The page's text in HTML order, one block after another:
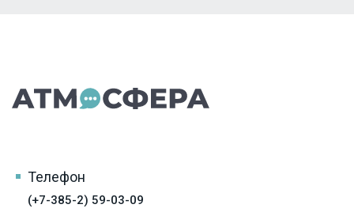
Телефон
(+7-385-2) 59-03-09